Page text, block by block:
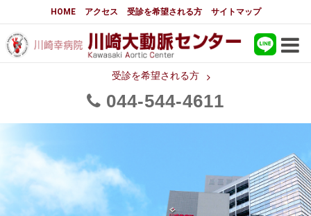
HOME アクセス 受診を希望される方 サイトマップ
受診を希望される方
044 544 4611
大動脈センターについて
はじめに 大動脈センターについて
大動脈手術の詳細実績
都道府県別患者マップ
フロア図